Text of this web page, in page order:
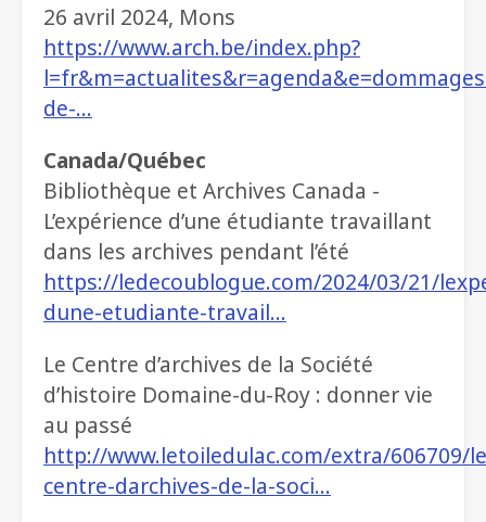
26 avril 2024, Mons
https://www.arch.be/index.php?
de-…
Canada/Québec
Bibliothèque et Archives Canada -
L’expérience d’une étudiante travaillant
dans les archives pendant l’été
https://ledecoublogue.com/2024/03/21/
dune-etudiante-travail…
Le Centre d’archives de la Société
d’histoire Domaine-du-Roy : donner vie
au passé
http://www.letoiledulac.com/extra/606709/
centre-darchives-de-la-soci…